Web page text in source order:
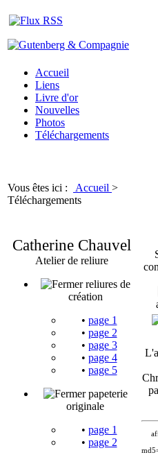
Accueil
Liens
Livre d'or
Nouvelles
Photos
Téléchargements
Vous êtes ici : Accueil >
Téléchargements
Catherine Chauvel
Atelier de reliure
reliures de
création
• page 1
• page 2
• page 3
• page 4
• page 5
papeterie
originale
• page 1
• page 2